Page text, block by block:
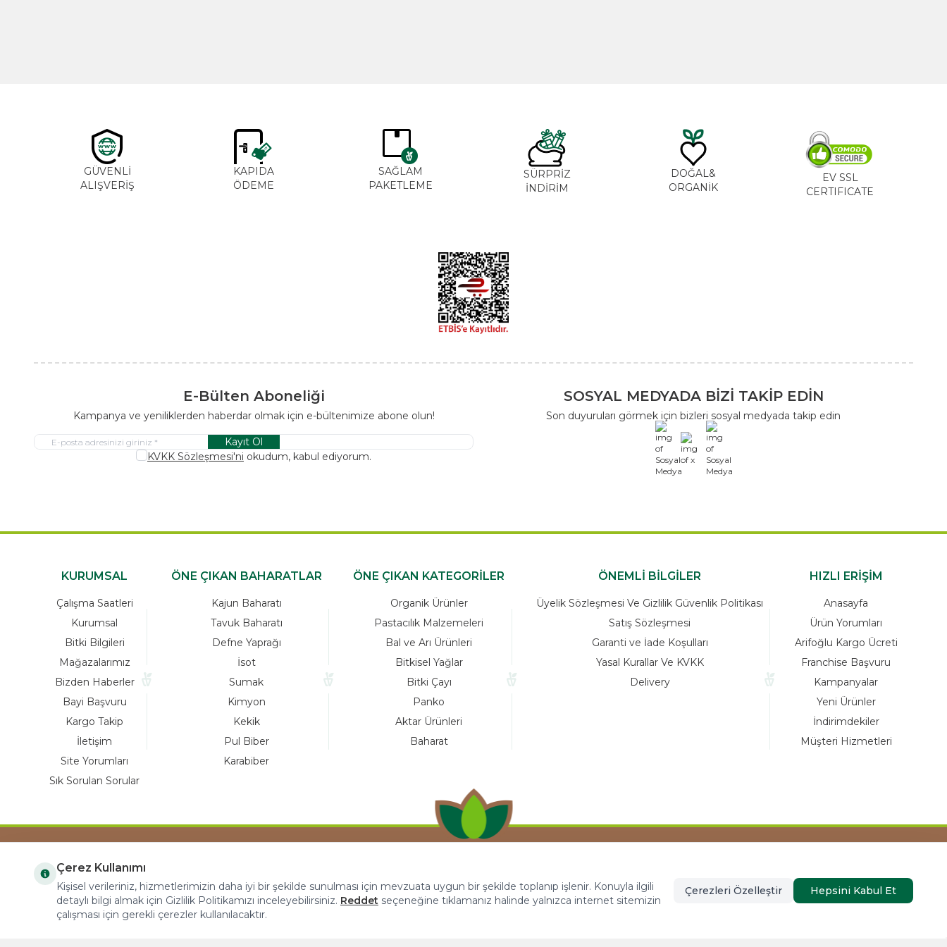
GÜVENLİ
ALIŞVERİŞ
KAPIDA
ÖDEME
SAĞLAM
PAKETLEME
SÜRPRİZ
İNDİRİM
DOĞAL&
ORGANİK
EV SSL
CERTIFICATE
E-Bülten Aboneliği
Kampanya ve yeniliklerden haberdar olmak için e-bültenimize abone olun!
Kayıt Ol
KVKK Sözleşmesi'ni okudum, kabul ediyorum.
SOSYAL MEDYADA BİZİ TAKİP EDİN
Son duyuruları görmek için bizleri sosyal medyada takip edin
x
KURUMSAL
Çalışma Saatleri
Kurumsal
Bitki Bilgileri
Mağazalarımız
Bizden Haberler
Bayi Başvuru
Kargo Takip
İletişim
Site Yorumları
Sık Sorulan Sorular
ÖNE ÇIKAN BAHARATLAR
Kajun Baharatı
Tavuk Baharatı
Defne Yaprağı
İsot
Sumak
Kimyon
Kekik
Pul Biber
Karabiber
ÖNE ÇIKAN KATEGORİLER
Organik Ürünler
Pastacılık Malzemeleri
Bal ve Arı Ürünleri
Bitkisel Yağlar
Bitki Çayı
Panko
Aktar Ürünleri
Baharat
ÖNEMLİ BİLGİLER
Üyelik Sözleşmesi Ve Gizlilik Güvenlik Politikası
Satış Sözleşmesi
Garanti ve İade Koşulları
Yasal Kurallar Ve KVKK
Delivery
HIZLI ERİŞİM
Anasayfa
Ürün Yorumları
Arifoğlu Kargo Ücreti
Franchise Başvuru
Kampanyalar
Yeni Ürünler
İndirimdekiler
Müşteri Hizmetleri
COPYRIGHT © 2023 arifoglu.com ALL RIGHTS
RESERVED
Çerez Kullanımı
Kişisel verileriniz, hizmetlerimizin daha iyi bir şekilde sunulması için mevzuata uygun bir şekilde toplanıp işlenir. Konuyla ilgili
detaylı bilgi almak için Gizlilik Politikamızı inceleyebilirsiniz. Reddet seçeneğine tıklamanız halinde yalnızca internet sitemizin
çalışması için gerekli çerezler kullanılacaktır.
Çerezleri Özelleştir Hepsini Kabul Et